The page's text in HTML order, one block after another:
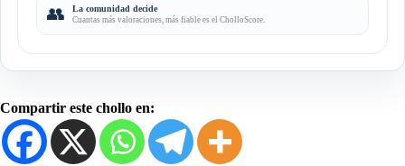
👥 La comunidad decide
Cuantas más valoraciones, más fiable es el CholloScore.
Compartir este chollo en: